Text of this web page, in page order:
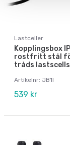
Lastceller
Kopplingsbox
rostfritt stål
tråds
Artikelnr: JB1I
539 kr